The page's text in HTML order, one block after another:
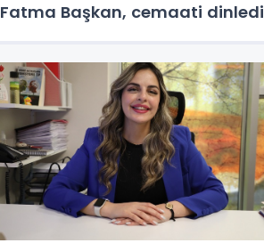
Fatma Başkan, cemaati dinledi